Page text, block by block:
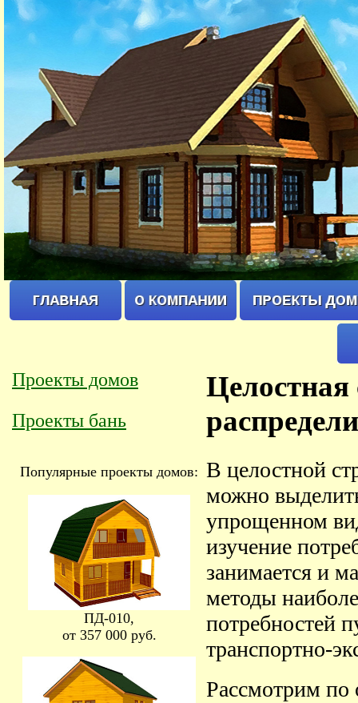
Проекты домов
Проекты бань
Популярные проекты домов:
ПД-010,
от 357 000 руб.
Целостная
В целостной
можно
упрощенном
изучение
занимается и
методы
потребностей
транспортно-
Рассмотрим по